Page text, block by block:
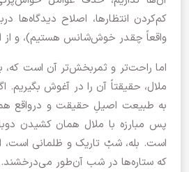
کم‌کردن انتظارها، اصلاح دیدگاه‌ها
واقعاً چقدر خوش‌شانس هستیم)، و از
اما راحت‌تر و ثمربخش‌تر آن است که،
ملال، حقیقتاً آن را در آغوش بگیریم.
به طبیعت اصیلِ حقیقت و درواقع
پس مبارزه با ملال همان کشیدن
است. بله،‌ شبْ تاریک و ظلمانی
که ستاره‌ها در شب آن‌طور می‌درخشند.